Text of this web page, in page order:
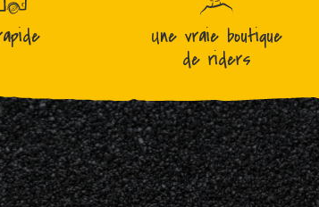
Une vraie boutique
de riders